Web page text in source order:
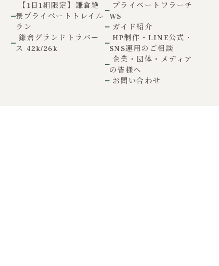
【1日1組限定】鎌倉絶
景プライベートトレイル
ラン
鎌倉グランドトラバー
ス 42k/26k
プライベートワラーチ
WS
ガイド紹介
HP制作・LINE公式・
SNS運用のご相談
企業・団体・メディア
の皆様へ
お問い合わせ